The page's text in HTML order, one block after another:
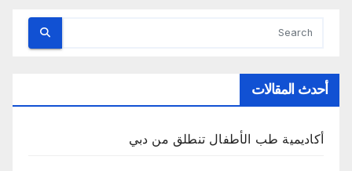
أحدث المقالات
أكاديمية طب الأطفال تنطلق من دبي